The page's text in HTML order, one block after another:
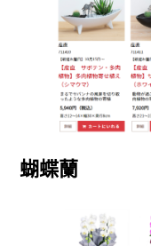
蝴蝶蘭